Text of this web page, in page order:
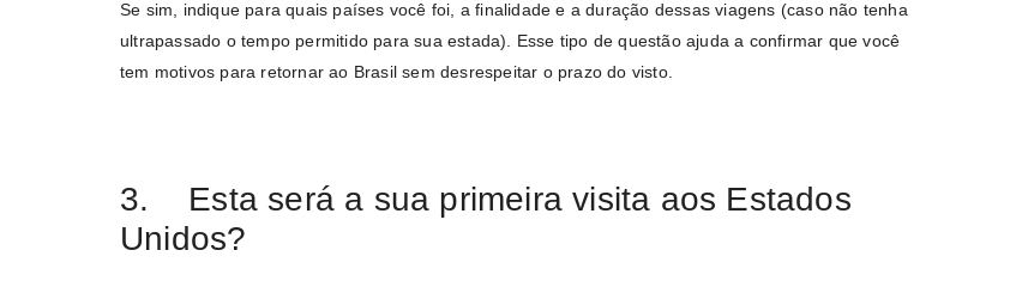
Se sim, indique para quais países você foi, a finalidade e a duração dessas viagens (caso não tenha
ultrapassado o tempo permitido para sua estada). Esse tipo de questão ajuda a confirmar que você
tem motivos para retornar ao Brasil sem desrespeitar o prazo do visto.
3. Esta será a sua primeira visita aos Estados
Unidos?